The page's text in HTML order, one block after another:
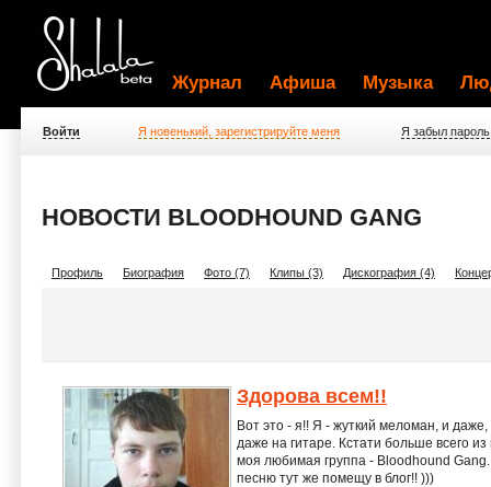
Журнал Афиша Музыка
Войти Я новенький, зарегистрируйте меня Я забыл пароль
НОВОСТИ BLOODHOUND GANG
Профиль Биография Фото (7) Клипы (3) Дискография (4)
Здорова всем!!
Вот это - я!! Я - жуткий меломан, и даже,
даже на гитаре. Кстати больше всего
моя любимая группа - Bloodhound
песню тут же помещу в блог!! )))